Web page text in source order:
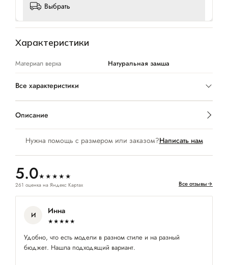
Выбрать
Нужна помощь с размером или заказом?Написать нам
5.0★★★★★
261 оценка на Яндекс Картах Все отзывы→
И Инна
★★★★★
Удобно, что есть модели в разном стиле и на разный
бюджет. Нашла подходящий вариант.
Характеристики
Материал верха Натуральная замша
Все характеристики
Описание